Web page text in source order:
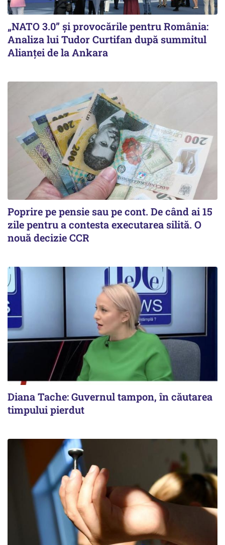
„NATO 3.0” și provocările pentru România:
Analiza lui Tudor Curtifan după summitul
Alianței de la Ankara
Poprire pe pensie sau pe cont. De când ai 15
zile pentru a contesta executarea silită. O
nouă decizie CCR
Diana Tache: Guvernul tampon, în căutarea
timpului pierdut